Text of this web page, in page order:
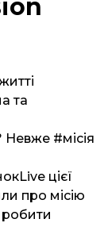
та
Невже #місія
цієї
про місію
робити